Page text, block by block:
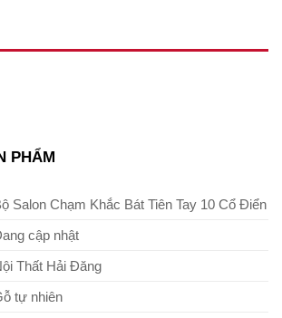
PHẨM
Salon Chạm Khắc Bát Tiên Tay 10 Cổ Điển
cập nhật
Thất Hải Đăng
tự nhiên